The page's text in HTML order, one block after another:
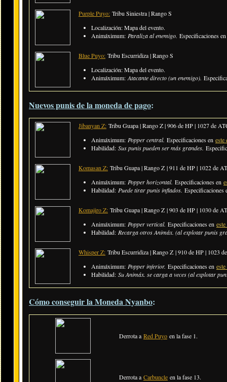
Purple Puyo: Tribu Siniestra |Rango S
Localización: Mapa del evento.
Animáximum: Paraliza al enemigo. Especificaciones
Blue Puyo: Tribu Escurridiza |Rango S
Localización: Mapa del evento.
Animáximum:Atacante directo (un enemigo).
Nuevos punis de la moneda de pago:
Jibanyan Z: Tribu Guapa | Rango Z | 906 de HP | 1027 de
Animáximum: Popper central. Especificaciones en este
Habilidad: Sus punis pueden ser más grandes.
Komasan Z: Tribu Guapa | Rango Z | 911 de HP | 1022 de
Animáximum: Popper horizontal. Especificaciones en
Habilidad: Puede tirar punis inflados. Especificaciones
Komajiro Z: Tribu Guapa | Rango Z | 903 de HP | 1030 de
Animáximum: Popper vertical. Especificaciones en
Habilidad: Recarga otros Animáx. (al explotar punis
Whisper Z: Tribu Escurridiza | Rango Z | 910 de HP | 1023
Animáximum: Popper inferior. Especificaciones en
Habilidad: Su Animáx. se carga a veces (al explotar
Cómo conseguir la Moneda Nyanbo:
Derrota aRed Puyo en la fase 1.
Derrota aCarbuncle en la fase 13.